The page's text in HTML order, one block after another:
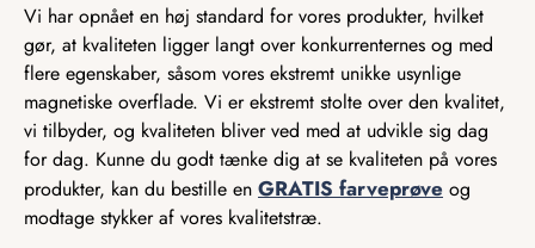
Vi har opnået en høj standard for vores produkter, hvilket
gør, at kvaliteten ligger langt over konkurrenternes og med
flere egenskaber, såsom vores ekstremt unikke usynlige
magnetiske overflade. Vi er ekstremt stolte over den kvalitet,
vi tilbyder, og kvaliteten bliver ved med at udvikle sig dag
for dag. Kunne du godt tænke dig at se kvaliteten på vores
produkter, kan du bestille en GRATIS farveprøve og
modtage stykker af vores kvalitetstræ.